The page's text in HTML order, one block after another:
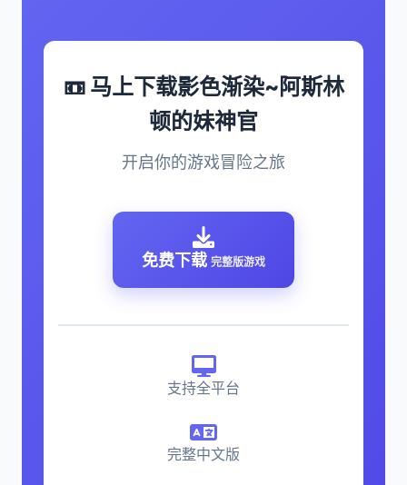
📼 马上下载影色渐染~阿斯林
顿的妹神官
开启你的游戏冒险之旅
免费下载 完整版游戏
支持全平台
完整中文版